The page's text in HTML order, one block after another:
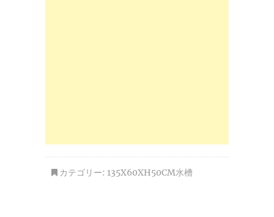
カテゴリー: 135X60XH50CM水槽